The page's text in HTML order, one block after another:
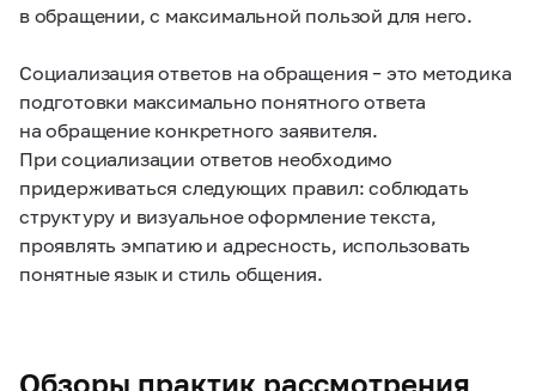
в обращении, с максимальной пользой для него.
Социализация ответов на обращения – это методика
подготовки максимально понятного ответа
на обращение конкретного заявителя.
При социализации ответов необходимо
придерживаться следующих правил: соблюдать
структуру и визуальное оформление текста,
проявлять эмпатию и адресность, использовать
понятные язык и стиль общения.
Обзоры практик рассмотрения